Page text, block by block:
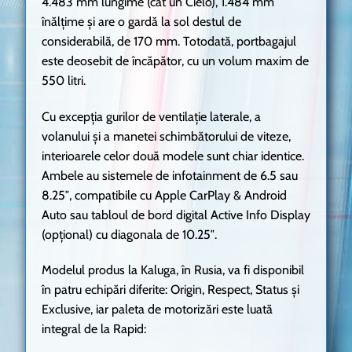
înălțime și are o gardă la sol destul de
considerabilă, de 170 mm. Totodată, portbagajul
este deosebit de încăpător, cu un volum maxim de
550 litri.
Cu excepția gurilor de ventilație laterale, a
volanului și a manetei schimbătorului de viteze,
interioarele celor două modele sunt chiar identice.
Ambele au sistemele de infotainment de 6.5 sau
8.25″, compatibile cu Apple CarPlay & Android
Auto sau tabloul de bord digital Active Info Display
(opțional) cu diagonala de 10.25″.
Modelul produs la Kaluga, în Rusia, va fi disponibil
în patru echipări diferite: Origin, Respect, Status și
Exclusive, iar paleta de motorizări este luată
integral de la Rapid: